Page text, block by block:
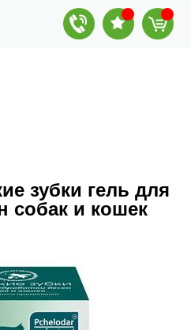
зубки гель для
собак и кошек